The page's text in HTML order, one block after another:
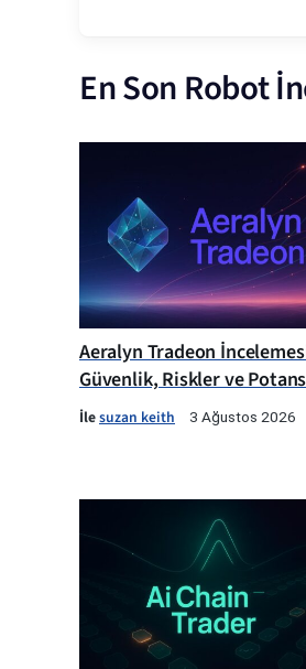
En Son Robot
Aeralyn Tradeon
Güvenlik, Riskler ve
İlesuzan keith 3 Ağustos 2026